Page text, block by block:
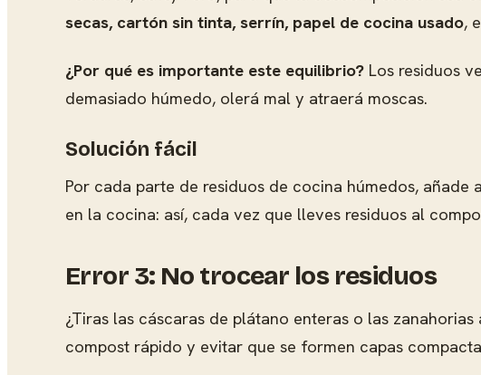
secas, cartón sin tinta, serrín, papel de cocina usado,
¿Por qué es importante este equilibrio? Los residuos
demasiado húmedo, olerá mal y atraerá moscas.
Solución fácil
Por cada parte de residuos de cocina húmedos,
en la cocina: así, cada vez que lleves residuos al
Error 3: No trocear los residuos
¿Tiras las cáscaras de plátano enteras o las
compost rápido y evitar que se formen capas